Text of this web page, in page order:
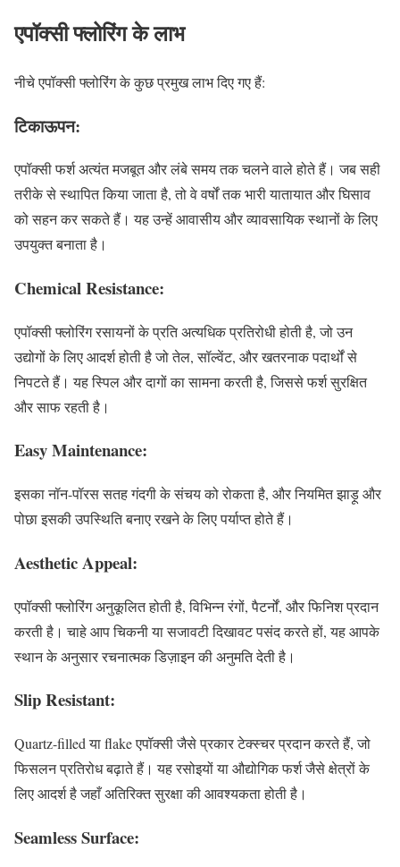
एपॉक्सी फ्लोरिंग के लाभ
नीचे एपॉक्सी फ्लोरिंग के कुछ प्रमुख लाभ दिए गए हैं:
टिकाऊपन:
एपॉक्सी फर्श अत्यंत मजबूत और लंबे समय तक चलने वाले होते हैं। जब सही
तरीके से स्थापित किया जाता है, तो वे वर्षों तक भारी यातायात और घिसाव
को सहन कर सकते हैं। यह उन्हें आवासीय और व्यावसायिक स्थानों के लिए
उपयुक्त बनाता है।
Chemical Resistance:
एपॉक्सी फ्लोरिंग रसायनों के प्रति अत्यधिक प्रतिरोधी होती है, जो उन
उद्योगों के लिए आदर्श होती है जो तेल, सॉल्वेंट, और खतरनाक पदार्थों से
निपटते हैं। यह स्पिल और दागों का सामना करती है, जिससे फर्श सुरक्षित
और साफ रहती है।
Easy Maintenance:
इसका नॉन-पॉरस सतह गंदगी के संचय को रोकता है, और नियमित झाड़ू और
पोछा इसकी उपस्थिति बनाए रखने के लिए पर्याप्त होते हैं।
Aesthetic Appeal:
एपॉक्सी फ्लोरिंग अनुकूलित होती है, विभिन्न रंगों, पैटर्नों, और फिनिश प्रदान
करती है। चाहे आप चिकनी या सजावटी दिखावट पसंद करते हों, यह आपके
स्थान के अनुसार रचनात्मक डिज़ाइन की अनुमति देती है।
Slip Resistant:
Quartz-filled या flake एपॉक्सी जैसे प्रकार टेक्स्चर प्रदान करते हैं, जो
फिसलन प्रतिरोध बढ़ाते हैं। यह रसोइयों या औद्योगिक फर्श जैसे क्षेत्रों के
लिए आदर्श है जहाँ अतिरिक्त सुरक्षा की आवश्यकता होती है।
Seamless Surface: